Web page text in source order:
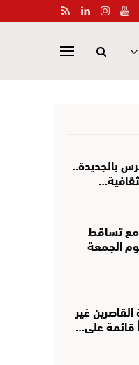
الفرس بالجديدة..
مع تساقط
الجمعة
غير
قائمة على…